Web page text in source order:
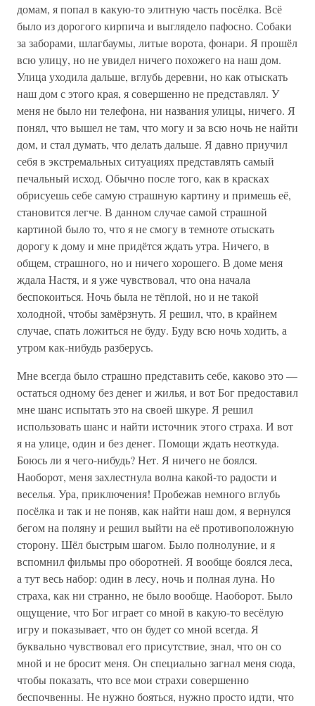
домам, я попал в какую-то элитную часть посёлка. Всё
было из дорогого кирпича и выглядело пафосно. Собаки
за заборами, шлагбаумы, литые ворота, фонари. Я прошёл
всю улицу, но не увидел ничего похожего на наш дом.
Улица уходила дальше, вглубь деревни, но как отыскать
наш дом с этого края, я совершенно не представлял. У
меня не было ни телефона, ни названия улицы, ничего. Я
понял, что вышел не там, что могу и за всю ночь не найти
дом, и стал думать, что делать дальше. Я давно приучил
себя в экстремальных ситуациях представлять самый
печальный исход. Обычно после того, как в красках
обрисуешь себе самую страшную картину и примешь её,
становится легче. В данном случае самой страшной
картиной было то, что я не смогу в темноте отыскать
дорогу к дому и мне придётся ждать утра. Ничего, в
общем, страшного, но и ничего хорошего. В доме меня
ждала Настя, и я уже чувствовал, что она начала
беспокоиться. Ночь была не тёплой, но и не такой
холодной, чтобы замёрзнуть. Я решил, что, в крайнем
случае, спать ложиться не буду. Буду всю ночь ходить, а
утром как-нибудь разберусь.
Мне всегда было страшно представить себе, каково это —
остаться одному без денег и жилья, и вот Бог предоставил
мне шанс испытать это на своей шкуре. Я решил
использовать шанс и найти источник этого страха. И вот
я на улице, один и без денег. Помощи ждать неоткуда.
Боюсь ли я чего-нибудь? Нет. Я ничего не боялся.
Наоборот, меня захлестнула волна какой-то радости и
веселья. Ура, приключения! Пробежав немного вглубь
посёлка и так и не поняв, как найти наш дом, я вернулся
бегом на поляну и решил выйти на её противоположную
сторону. Шёл быстрым шагом. Было полнолуние, и я
вспомнил фильмы про оборотней. Я вообще боялся леса,
а тут весь набор: один в лесу, ночь и полная луна. Но
страха, как ни странно, не было вообще. Наоборот. Было
ощущение, что Бог играет со мной в какую-то весёлую
игру и показывает, что он будет со мной всегда. Я
буквально чувствовал его присутствие, знал, что он со
мной и не бросит меня. Он специально загнал меня сюда,
чтобы показать, что все мои страхи совершенно
беспочвенны. Не нужно бояться, нужно просто идти, что